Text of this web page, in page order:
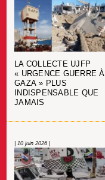
LA COLLECTE UJFP
« URGENCE GUERRE À
GAZA » PLUS
INDISPENSABLE QUE
JAMAIS
| 10 juin 2026 |